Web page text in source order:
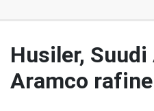
Husiler,
Aramco